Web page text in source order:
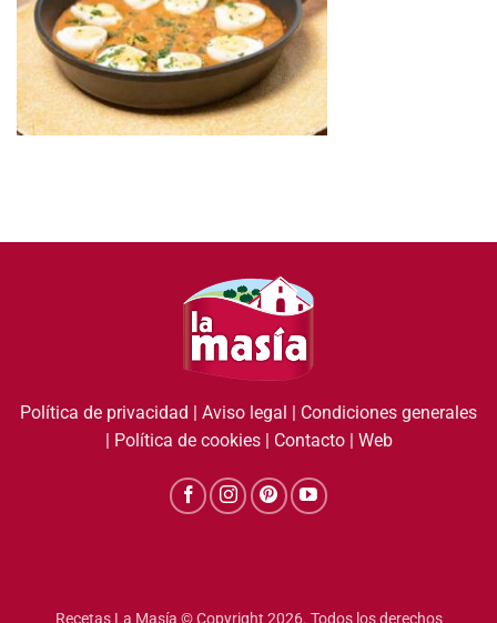
Política de privacidad Aviso legal
Condiciones generales
Política de cookies| Contacto| Web